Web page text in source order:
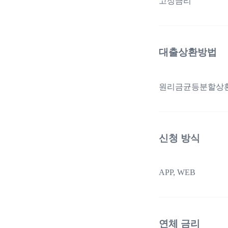
대출상환방법
원리금균등분할상
신청 방식
APP, WEB
연체 금리